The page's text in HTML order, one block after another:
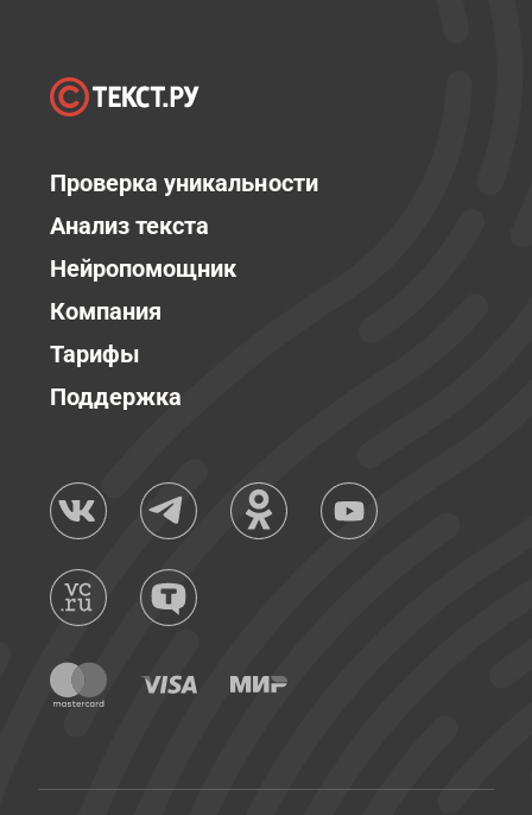
Проверка уникальности
Анализ текста
Нейропомощник
Компания
Тарифы
Поддержка